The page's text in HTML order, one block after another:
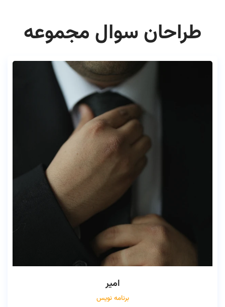
طراحان سوال مجموعه
امیر
برنامه نویس